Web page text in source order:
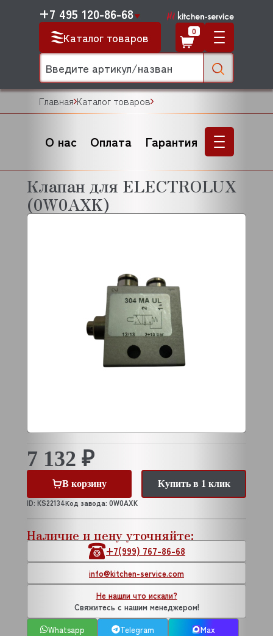
Каталог товаров
+7 495 120-86-68
0
Главная Каталог товаров
О нас Оплата Гарантия
Клапан для ELECTROLUX
(0W0AXK)
7 132 ₽
В корзину
Купить в 1 клик
ID: KS22134Код завода: 0W0AXK
Наличие и цену уточняйте:
+7(999) 767-86-68
info@kitchen-service.com
Не нашли что искали?
Свяжитесь с нашим менеджером!
Whatsapp
Telegram Max